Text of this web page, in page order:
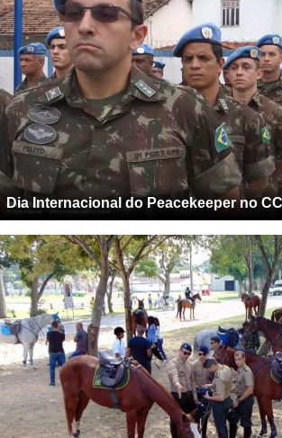
Dia Internacional do Peacekeeper no